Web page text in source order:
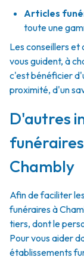
Articles
toute une
Les conseillers et
vous guident, à
c'est bénéficier
proximité, d'un
D'autres
Chambly
Afin de faciliter
funéraires à
tiers, dont le
Pour vous aider
établissements